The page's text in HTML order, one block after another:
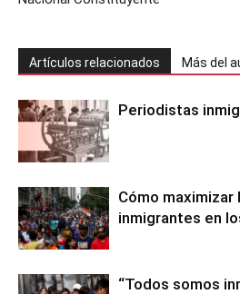
Artículos relacionados Más del
Periodistas
Cómo
inmigrantes en
“Todos somos